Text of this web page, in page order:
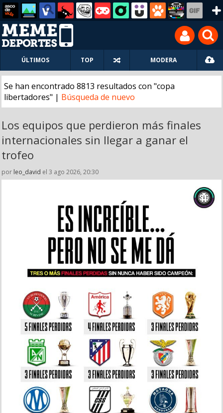
ÚLTIMOS TOP MODERA
Se han encontrado 8813 resultados con "copa
libertadores" | Búsqueda de nuevo
Los equipos que perdieron más finales
internacionales sin llegar a ganar el
trofeo
por leo_david el 3 ago 2026, 20:30